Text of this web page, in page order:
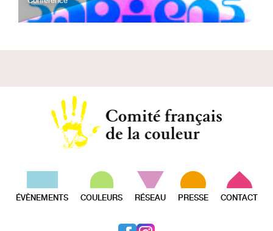
ÉVÈNEMENTS COULEURS RÉSEAU PRESSE CONTACT